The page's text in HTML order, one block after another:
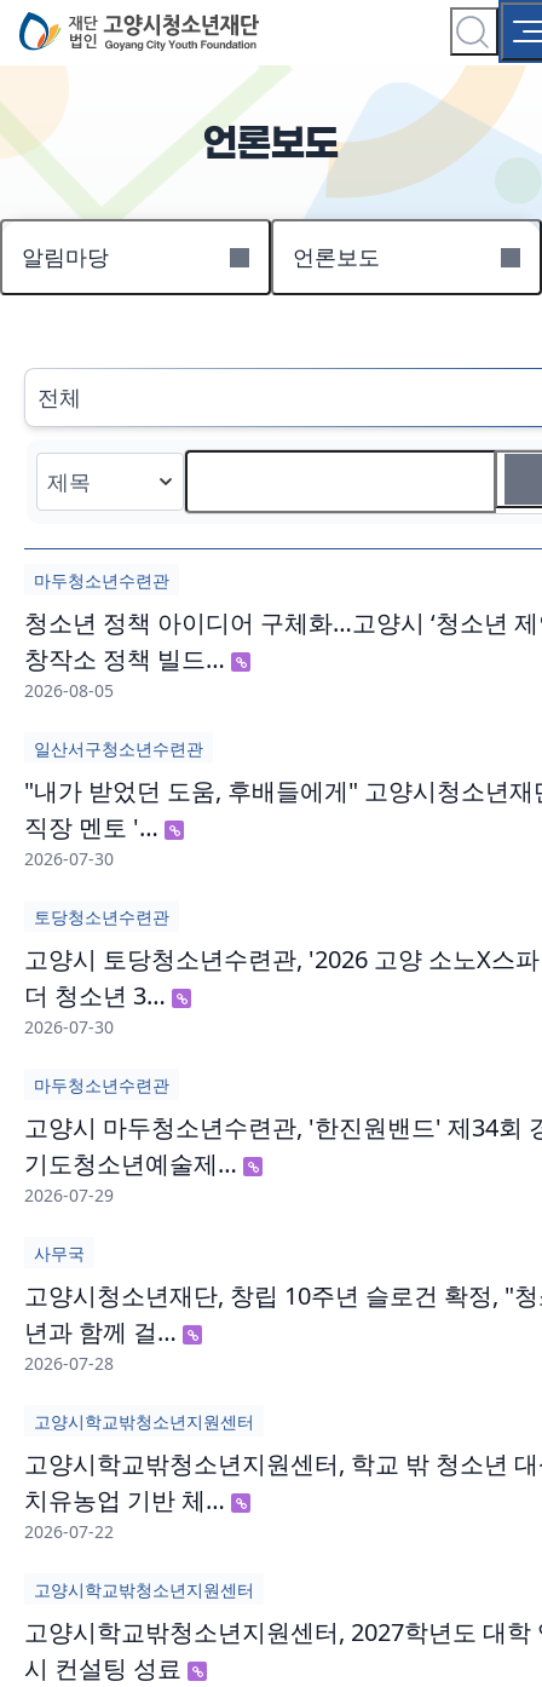
언론보도
알림마당 언론보도
전체
마두청소년수련관
청소년 정책 아이디어 구체화…고양시 ‘청소년
창작소 정책 빌드…
2026-08-05
일산서구청소년수련관
"내가 받었던 도움, 후배들에게" 고양시청소년재
직장 멘토 '…
2026-07-30
토당청소년수련관
고양시 토당청소년수련관, '2026 고양 소노X스
더 청소년 3…
2026-07-30
마두청소년수련관
고양시 마두청소년수련관, '한진원밴드' 제34회
기도청소년예술제…
2026-07-29
사무국
고양시청소년재단, 창립 10주년 슬로건 확정, "
년과 함께 걸…
2026-07-28
고양시학교밖청소년지원센터
고양시학교밖청소년지원센터, 학교 밖 청소년
치유농업 기반 체…
2026-07-22
고양시학교밖청소년지원센터
고양시학교밖청소년지원센터, 2027학년도 대학
시 컨설팅 성료